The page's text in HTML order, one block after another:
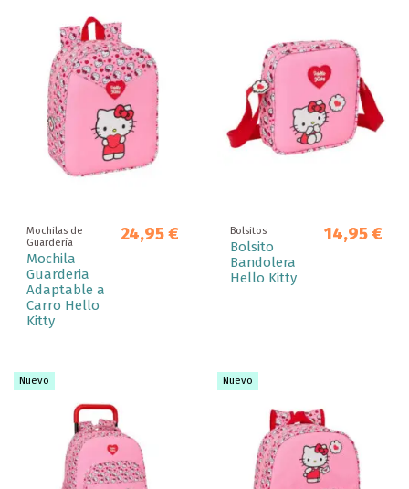
Mochilas de
Guardería
Mochila
Guarderia
Adaptable a
Carro Hello
Kitty
24,95 € Bolsitos
Bolsito
Bandolera
Hello Kitty
14,95 €
Nuevo Nuevo